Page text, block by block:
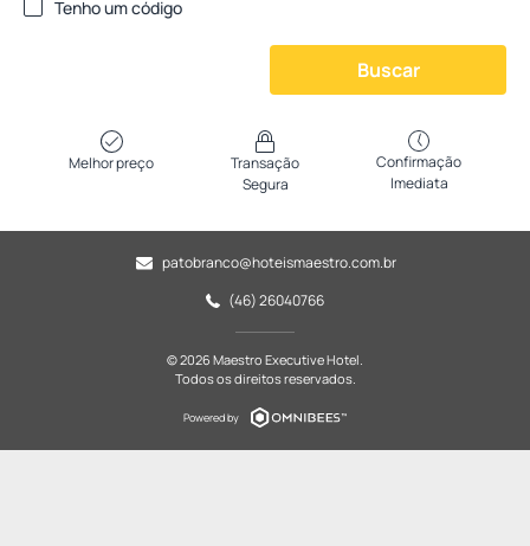
Tenho um código
Buscar
Melhor preço
Transação
Segura
Confirmação
Imediata
patobranco@hoteismaestro.com.br
(46) 26040766
© 2026 Maestro Executive Hotel.
Todos os direitos reservados.
Powered by